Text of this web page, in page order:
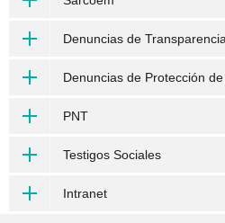
Denuncias de
Denuncias de Protección
PNT
Testigos Sociales
Intranet